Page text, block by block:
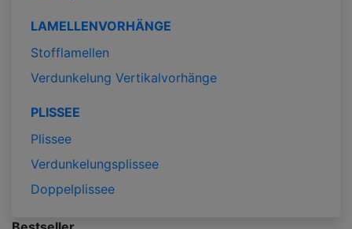
LAMELLENVORHÄNGE
Stofflamellen
Verdunkelung Vertikalvorhänge
PLISSEE
Plissee
Verdunkelungsplissee
Doppelplissee